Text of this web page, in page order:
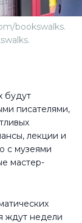
bookswalks.
будут
писателями,
лекции и
с музеями
мастер-
ждут недели